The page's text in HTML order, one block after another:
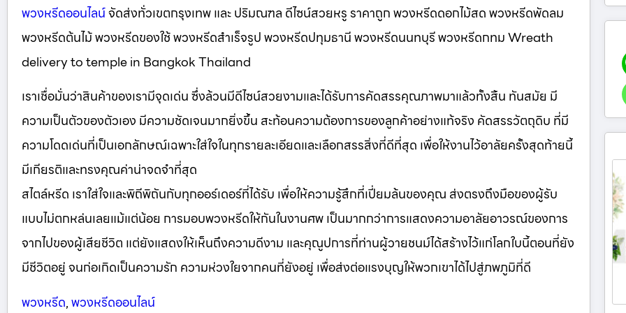
พวงหรีดออนไลน์จัดส่งทั่วเขตกรุงเทพ และ ปริมณฑล ดีไซน์สวยหรู ราคาถูก พวงหรีดดอกไม้สด พวงหรีดพัดลม
พวงหรีดต้นไม้ พวงหรีดของใช้ พวงหรีดสำเร็จรูป พวงหรีดปทุมธานี พวงหรีดนนทบุรี พวงหรีดกทม Wreath
delivery to temple in Bangkok Thailand
เราเชื่อมั่นว่าสินค้าของเรามีจุดเด่น ซึ่งล้วนมีดีไซน์สวยงามและได้รับการคัดสรรคุณภาพมาแล้วทั้งสิ้น ทันสมัย มี
ความเป็นตัวของตัวเอง มีความชัดเจนมากยิ่งขึ้น สะท้อนความต้องการของลูกค้าอย่างแท้จริง คัดสรรวัตถุดิบ ที่มี
ความโดดเด่นที่เป็นเอกลักษณ์เฉพาะใส่ใจในทุกรายละเอียดและเลือกสรรสิ่งที่ดีที่สุด เพื่อให้งานไว้อาลัยครั้งสุดท้ายนี้
มีเกียรติและทรงคุณค่าน่าจดจำที่สุด
สไตล์หรีด เราใส่ใจและพิถีพิถันกับทุกออร์เดอร์ที่ได้รับ เพื่อให้ความรู้สึกที่เปี่ยมล้นของคุณ ส่งตรงถึงมือของผู้รับ
แบบไม่ตกหล่นเลยแม้แต่น้อย การมอบพวงหรีดให้กันในงานศพ เป็นมากกว่าการแสดงความอาลัยอาวรณ์ของการ
จากไปของผู้เสียชีวิต แต่ยังแสดงให้เห็นถึงความดีงาม และคุณูปการที่ท่านผู้วายชนม์ได้สร้างไว้แก่โลกใบนี้ตอนที่ยัง
มีชีวิตอยู่ จนก่อเกิดเป็นความรัก ความห่วงใยจากคนที่ยังอยู่ เพื่อส่งต่อแรงบุญให้พวกเขาได้ไปสู่ภพภูมิที่ดี
พวงหรีด,พวงหรีดออนไลน์